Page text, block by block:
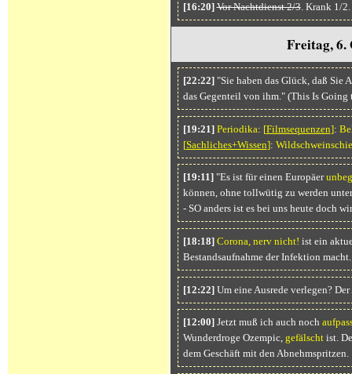
[16:20] Vor Nachtdienst 2/3. Krank 1/
Freitag, 6.
[22:22]"Sie haben das Glück, daß Sie
das Gegenteil von ihm." (This Is Going
[19:21] Periodika: [Filmsequenzen]:
[Sachliches+Wissen]:
[19:11]"Es ist für einen Europäer
können, ohne tollwütig zu werden
- SO anders ist es bei uns heute doch
[18:18] Corona, nerv nicht! ist ein
Bestandsaufnahme der Infektion macht.
[12:22]Um eine Ausrede verlegen? Der
[12:00]Jetzt muß ich auch noch
Wunderdroge Ozempic, gefälschtist.
dem Geschäft mit den Abnehmspritzen.